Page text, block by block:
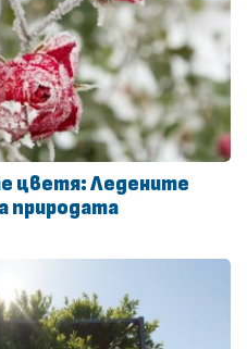
цветя: Ледените
природата